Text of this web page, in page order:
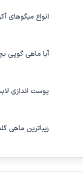
انواع میگوهای
آیا ماهی گوپی
پوست اندازی
زیباترین ماهی